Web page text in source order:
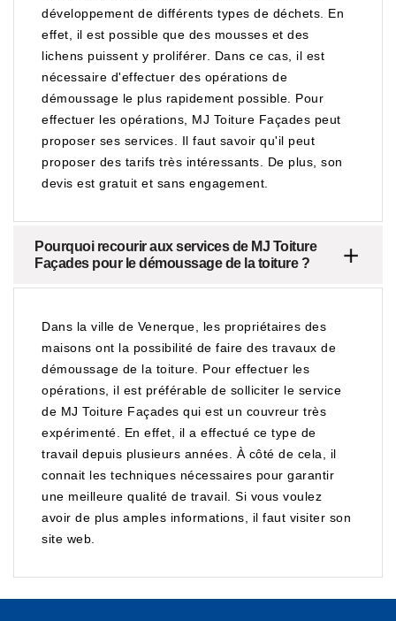
développement de différents types de déchets. En
effet, il est possible que des mousses et des
lichens puissent y proliférer. Dans ce cas, il est
nécessaire d'effectuer des opérations de
démoussage le plus rapidement possible. Pour
effectuer les opérations, MJ Toiture Façades peut
proposer ses services. Il faut savoir qu'il peut
proposer des tarifs très intéressants. De plus, son
devis est gratuit et sans engagement.
Pourquoi recourir aux services de MJ Toiture
Façades pour le démoussage de la toiture ?
Dans la ville de Venerque, les propriétaires des
maisons ont la possibilité de faire des travaux de
démoussage de la toiture. Pour effectuer les
opérations, il est préférable de solliciter le service
de MJ Toiture Façades qui est un couvreur très
expérimenté. En effet, il a effectué ce type de
travail depuis plusieurs années. À côté de cela, il
connait les techniques nécessaires pour garantir
une meilleure qualité de travail. Si vous voulez
avoir de plus amples informations, il faut visiter son
site web.